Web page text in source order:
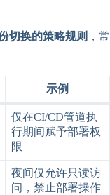
切换的策略规则 ，常
示例
仅在CI/CD管道执
行期间赋予部署权
限
夜间仅允许只读访
问，禁止部署操作